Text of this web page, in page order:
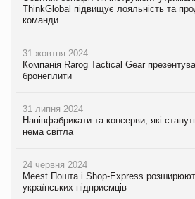
ThinkGlobal підвищує лояльність та
команди
31 жовтня 2024
Компанія Rarog Tactical Gear
бронеплити
31 липня 2024
Напівфабрикати та консерви, які
нема світла
24 червня 2024
Meest Пошта і Shop-Express
українських підприємців